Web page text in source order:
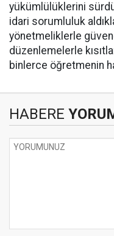
yükümlülüklerini
idari sorumluluk
yönetmeliklerle
düzenlemelerle
binlerce öğretmenin
HABERE